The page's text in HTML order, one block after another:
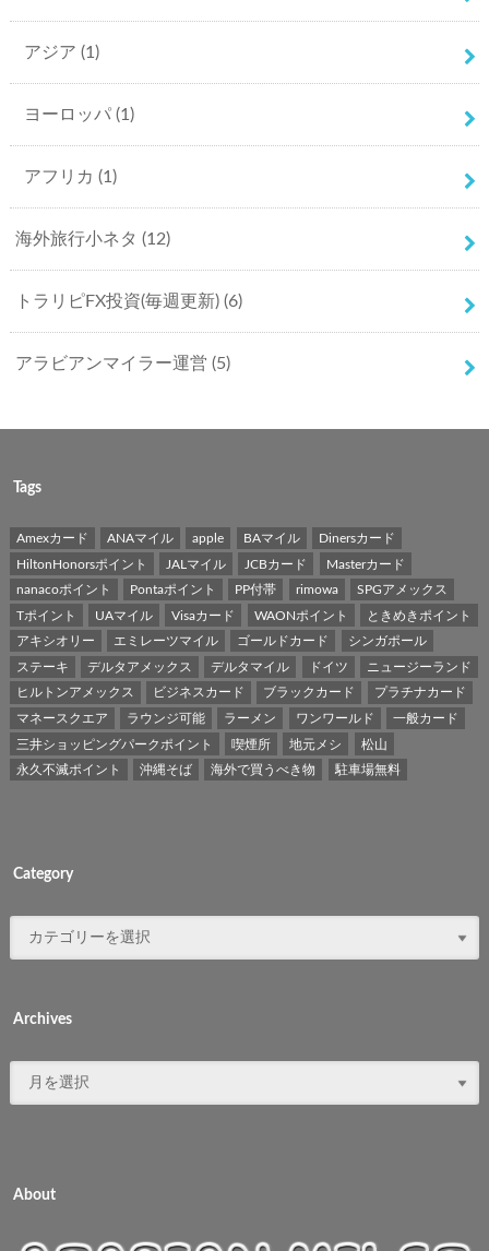
アジア (1)
ヨーロッパ (1)
アフリカ (1)
海外旅行小ネタ (12)
トラリピFX投資(毎週更新) (6)
アラビアンマイラー運営 (5)
Tags
Amexカード ANAマイル apple BAマイル
Dinersカード
HiltonHonorsポイント
JALマイル JCBカード
Masterカード
nanacoポイント
Pontaポイント PP付帯 rimowa
SPGアメックス
Tポイント
UAマイル Visaカード WAONポイント
ときめきポイント
アキシオリー
エミレーツマイル ゴールドカード
シンガポール
ステーキ
デルタアメックス デルタマイル ドイツ
ニュージーランド
ヒルトンアメックス
ビジネスカード ブラックカード
プラチナカード
マネースクエア
ラウンジ可能 ラーメン ワンワールド
一般カード
三井ショッピングパークポイント
喫煙所 地元メシ
松山
永久不滅ポイント
沖縄そば 海外で買うべき物 駐車場無料
Category
Archives
About